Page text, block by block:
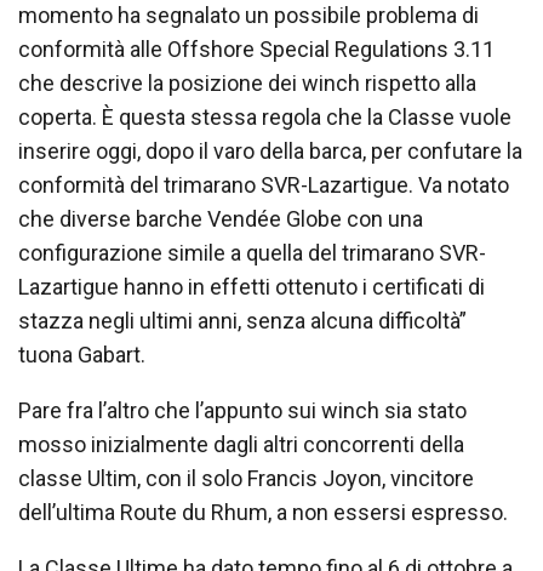
momento ha segnalato un possibile problema di
conformità alle Offshore Special Regulations 3.11
che descrive la posizione dei winch rispetto alla
coperta. È questa stessa regola che la Classe vuole
inserire oggi, dopo il varo della barca, per confutare la
conformità del trimarano SVR-Lazartigue. Va notato
che diverse barche Vendée Globe con una
configurazione simile a quella del trimarano SVR-
Lazartigue hanno in effetti ottenuto i certificati di
stazza negli ultimi anni, senza alcuna difficoltà”
tuona Gabart.
Pare fra l’altro che l’appunto sui winch sia stato
mosso inizialmente dagli altri concorrenti della
classe Ultim, con il solo Francis Joyon, vincitore
dell’ultima Route du Rhum, a non essersi espresso.